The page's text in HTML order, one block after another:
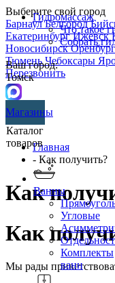
Выберите свой город
БарнаулБелгород
ЕкатеринбургИжевск
Новосибирск
ТюменьЧебоксары
Перезвонить
Гидромассаж
Что такое
Собрать
Ваш город:
Томск
Магазины
Каталог
товаров
Ванны
Угловые
Комплекты
ванн
Главная
- Как получить?
Как
Как
Мы рады